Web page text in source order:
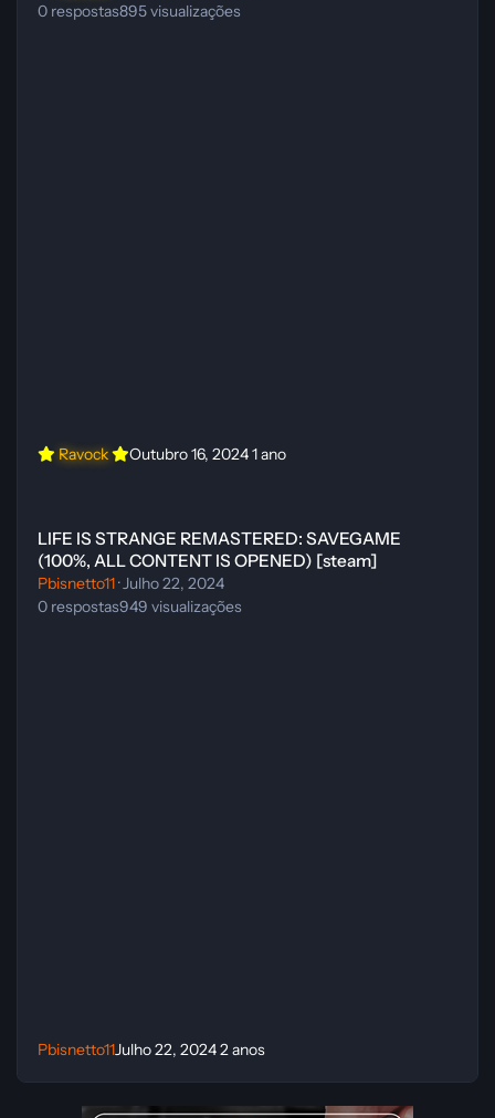
0 respostas895visualizações
Ravock Outubro 16, 20241 ano
LIFE IS STRANGE REMASTERED: SAVEGAME
(100%, ALL CONTENT IS OPENED) [steam]
Pbisnetto11·Julho 22, 2024
0 respostas949 visualizações
Pbisnetto11Julho 22, 20242 anos